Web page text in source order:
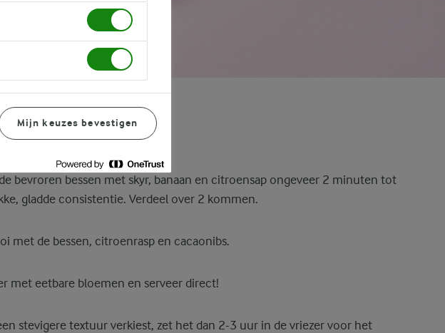
bevroren bessen met skyr, banaan en citroensap ongeveer 2 minuten tot
gladde consistentie. Verdeel over 2 kommen.
met de bessen, citroenrasp en cacaonibs.
met eetbare bloemen en serveer direct!
stevigere textuur verkiest, zet het dan 2-3 uur in de vriezer voor het
Mijn keuzes bevestigen